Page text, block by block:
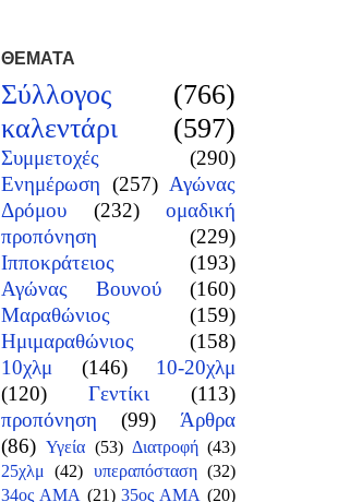
ΘΕΜΑΤΑ
Σύλλογος
(766)
καλεντάρι
(597)
Συμμετοχές
(290)
Ενημέρωση (257) Αγώνας
Δρόμου
(232)
ομαδική
προπόνηση
(229)
Ιπποκράτειος
(193)
Αγώνας Βουνού
(160)
Μαραθώνιος
(159)
Ημιμαραθώνιος
(158)
10χλμ
(146)
10-20χλμ
(120)
Γεντίκι
(113)
προπόνηση
(99)
Άρθρα
(86) Υγεία (53) Διατροφή (43)
25χλμ (42) υπεραπόσταση (32)
34ος ΑΜΑ (21) 35ος ΑΜΑ (20)